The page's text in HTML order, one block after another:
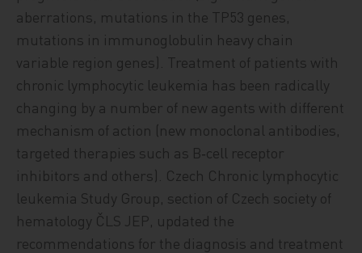
aberrations, mutations in the TP53 genes,
mutations in immunoglobulin heavy chain
variable region genes). Treatment of patients with
chronic lymphocytic leukemia has been radically
changing by a number of new agents with different
mechanism of action (new monoclonal antibodies,
targeted therapies such as B‑cell receptor
inhibitors and others). Czech Chronic lymphocytic
leukemia Study Group, section of Czech society of
hematology ČLS JEP, updated the
recommendations for the diagnosis and treatment